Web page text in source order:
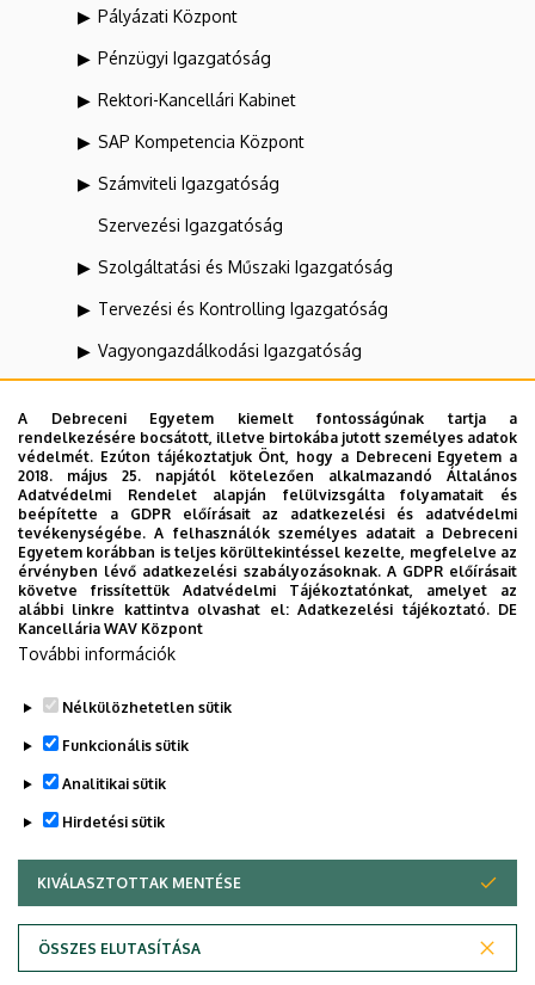
A Debreceni Egyetem kiemelt fontosságúnak tartja a
rendelkezésére bocsátott, illetve birtokába jutott személyes adatok
védelmét. Ezúton tájékoztatjuk Önt, hogy a Debreceni Egyetem a
2018. május 25. napjától kötelezően alkalmazandó Általános
Adatvédelmi Rendelet alapján felülvizsgálta folyamatait és
beépítette a GDPR előírásait az adatkezelési és adatvédelmi
tevékenységébe. A felhasználók személyes adatait a Debreceni
Egyetem korábban is teljes körültekintéssel kezelte, megfelelve az
érvényben lévő adatkezelési szabályozásoknak. A GDPR előírásait
követve frissítettük Adatvédelmi Tájékoztatónkat, amelyet az
alábbi linkre kattintva olvashat el:Adatkezelési tájékoztató. DE
Kancellária WAV Központ
További információk
Nélkülözhetetlen sütik
Funkcionális sütik
Analitikai sütik
Hirdetési sütik
KIVÁLASZTOTTAK MENTÉSE
ÖSSZES ELUTASÍTÁSA
WITHDRAW CONSENT
Pályázati Központ
Pénzügyi Igazgatóság
Rektori-Kancellári Kabinet
SAP Kompetencia Központ
Számviteli Igazgatóság
Szervezési Igazgatóság
Szolgáltatási és Műszaki Igazgatóság
Tervezési és Kontrolling Igazgatóság
Vagyongazdálkodási Igazgatóság
Egészségügyi Beszerzési Osztály
Felettes szervezeti egységek
Kancellária
Közbeszerzési és Beszerzési Igazgatóság
telefonkönyvében|Külső személyek rögzítése a
DE telefonkönyvében